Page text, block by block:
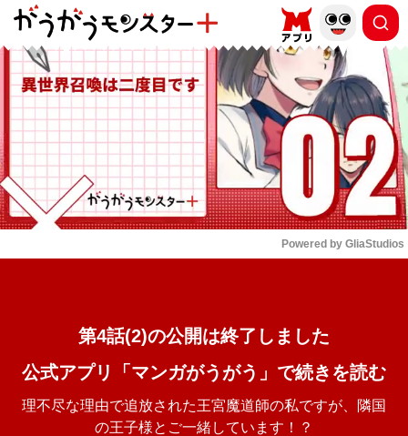
もっと読む
Powered by GliaStudios
第4話(2)の公開は終了しました
公式アプリ「マンガがうがう」で続きを読む
理不尽な理由で追放された王宮魔道師の私ですが、隣国
の王子様とご一緒しています！？